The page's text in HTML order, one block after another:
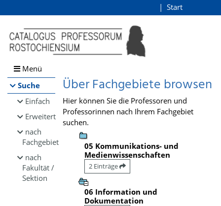
Browsen
direkt zum Inhalt
Start
Menü
Suche
Einfach
Erweitert
nach
Fachgebiet
nach
Fakultät /
Sektion
Über Fachgebiete browsen
Hier können Sie die Professoren und
Professorinnen nach Ihrem Fachgebiet
suchen.
05 Kommunikations- und
Medienwissenschaften
2 Einträge
06 Information und
Dokumentation